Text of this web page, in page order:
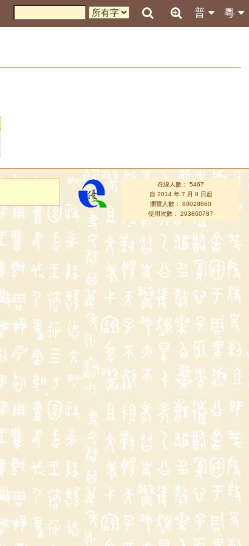
粵
普
在線人數： 5467
自 2014 年 7 月 8 日起
瀏覽人數： 80028860
使用次數： 293860787